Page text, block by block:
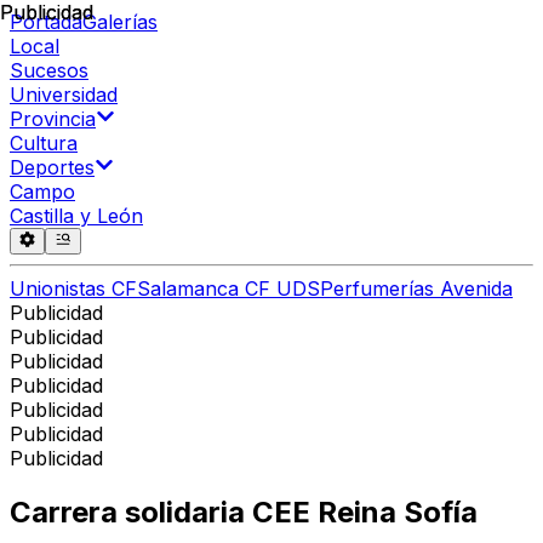
PortadaGalerías
Local
Sucesos
Universidad
Provincia
Cultura
Deportes
Campo
Castilla y León
Unionistas CFSalamanca CF UDSPerfumerías Avenida
Publicidad
Publicidad
Publicidad
Publicidad
Publicidad
Publicidad
Publicidad
Publicidad
Carrera solidaria CEE Reina Sofía
Publicidad